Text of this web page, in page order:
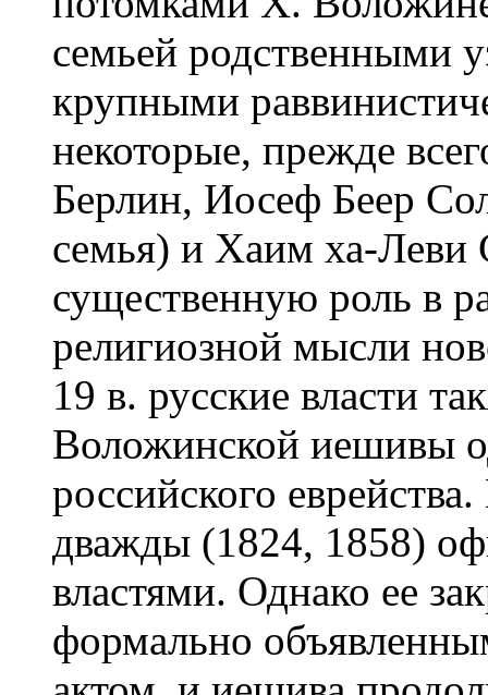
семьей родственными
крупными
некоторые, прежде
Берлин, Иосеф Беер
семья) и Хаим ха-Леви
существенную роль в
религиозной мысли
19 в. русские власти
Воложинской иешивы
российского
дважды (1824, 1858)
властями. Однако ее
формально